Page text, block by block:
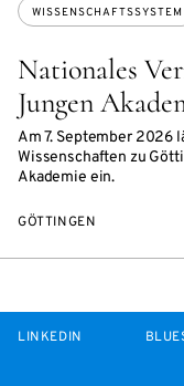
Nationales
Jungen
Am 7. September 2026
Wissenschaften zu
Akademie ein.
WISSENSCHAFTSSYSTEM
GÖTTINGEN
LINKEDIN